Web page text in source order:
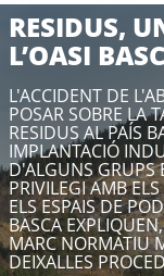
RESIDUS,
L’OASI BASC
L'ACCIDENT DE
POSAR SOBRE LA
RESIDUS AL PAÍS
IMPLANTACIÓ
D'ALGUNS GRUPS
PRIVILEGI AMB
ELS ESPAIS DE
BASCA
MARC NORMATIU
DEIXALLES